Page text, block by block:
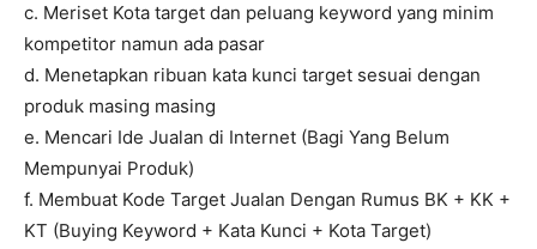
c. Meriset Kota target dan peluang keyword yang minim
kompetitor namun ada pasar
d. Menetapkan ribuan kata kunci target sesuai dengan
produk masing masing
e. Mencari Ide Jualan di Internet (Bagi Yang Belum
Mempunyai Produk)
f. Membuat Kode Target Jualan Dengan Rumus BK + KK +
KT (Buying Keyword + Kata Kunci + Kota Target)